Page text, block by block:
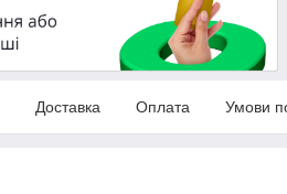
Доставка Оплата Умови